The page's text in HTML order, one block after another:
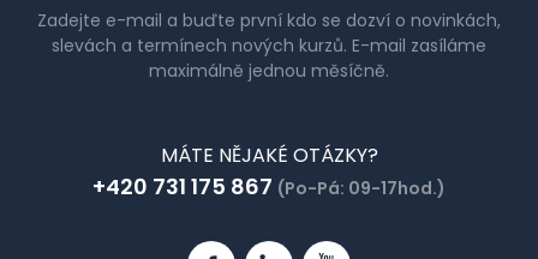
Zadejte e-mail a buďte první kdo se dozví o novinkách,
slevách a termínech nových kurzů. E-mail zasíláme
maximálně jednou měsíčně.
MÁTE NĚJAKÉ OTÁZKY?
+420 731 175 867 (Po-Pá: 09-17hod.)